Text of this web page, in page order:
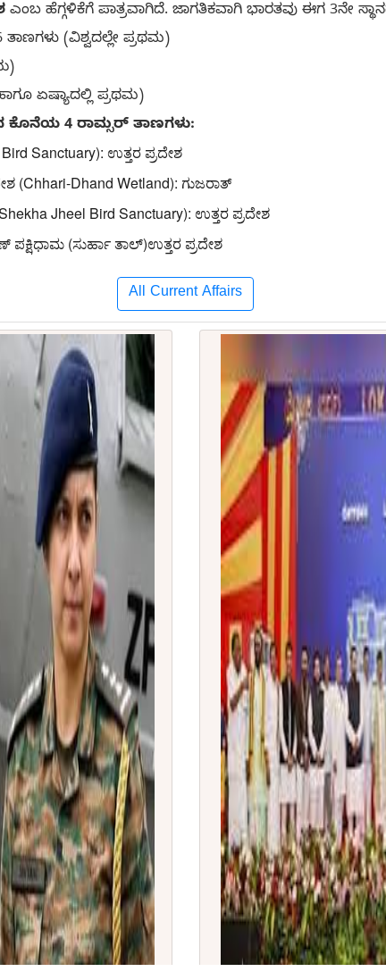
ಎಂಬ ಹೆಗ್ಗಳಿಕೆಗೆ ಪಾತ್ರವಾಗಿದೆ. ಜಾಗತಿಕವಾಗಿ ಭಾರತವು ಈಗ 3ನೇ
ತಾಣಗಳು (ವಿಶ್ವದಲ್ಲೇ ಪ್ರಥಮ)
ಏಷ್ಯಾದಲ್ಲಿ ಪ್ರಥಮ)
ಕೊನೆಯ 4 ರಾಮ್ಸರ್ ತಾಣಗಳು:
Sanctuary): ಉತ್ತರ ಪ್ರದೇಶ
(Chhari-Dhand Wetland): ಗುಜರಾತ್
Jheel Bird Sanctuary): ಉತ್ತರ ಪ್ರದೇಶ
(ಸುರ್ಹಾ ತಾಲ್)ಉತ್ತರ ಪ್ರದೇಶ
All Current Affairs